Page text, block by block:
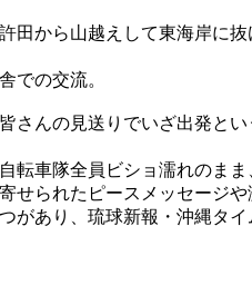
から山越えして東海岸に
での交流。
んの見送りでいざ出発と
車隊全員ビショ濡れのま
られたピースメッセージ
あり、琉球新報・沖縄タ